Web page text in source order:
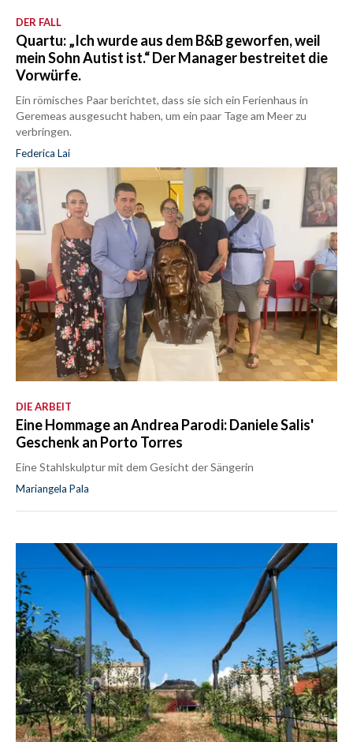
DER FALL
Quartu: „Ich wurde aus dem B&B geworfen, weil
mein Sohn Autist ist.“ Der Manager bestreitet die
Vorwürfe.
Ein römisches Paar berichtet, dass sie sich ein Ferienhaus in
Geremeas ausgesucht haben, um ein paar Tage am Meer zu
verbringen.
Federica Lai
DIE ARBEIT
Eine Hommage an Andrea Parodi: Daniele Salis'
Geschenk an Porto Torres
Eine Stahlskulptur mit dem Gesicht der Sängerin
Mariangela Pala